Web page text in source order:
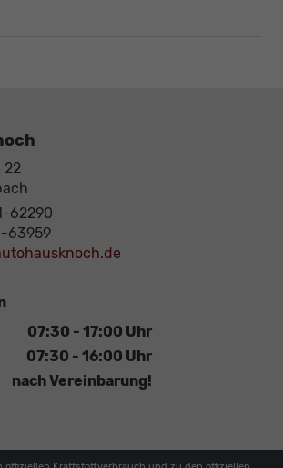
22
62290
63959
07:30 - 17:00 Uhr
07:30 - 16:00 Uhr
nach Vereinbarung!